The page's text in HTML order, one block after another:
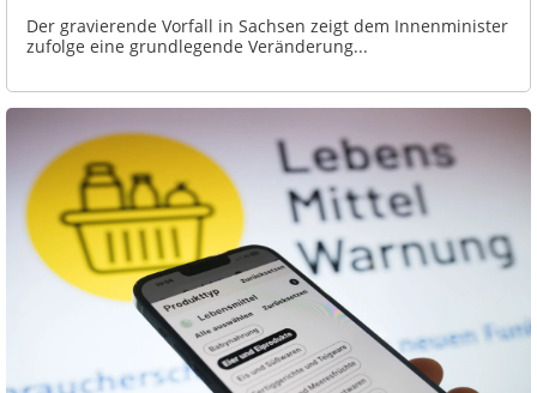
Der gravierende Vorfall in Sachsen zeigt dem Innenminister
zufolge eine grundlegende Veränderung...